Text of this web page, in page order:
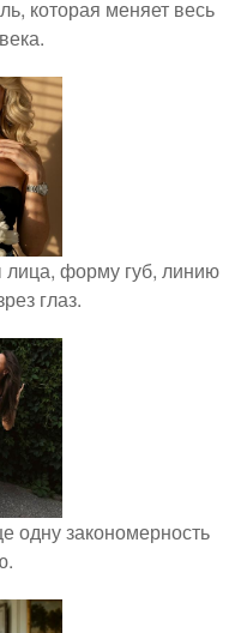
которая меняет весь
форму губ, линию
глаз.
одну закономерность